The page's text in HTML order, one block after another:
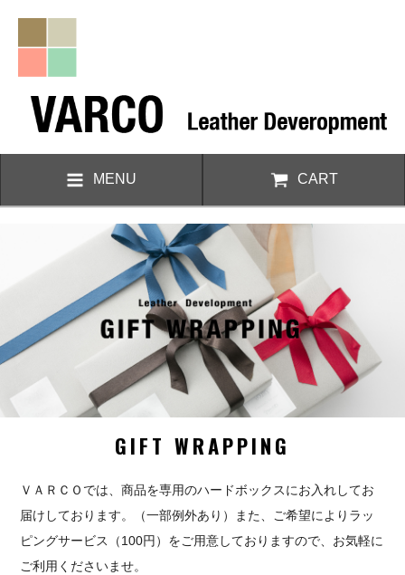
MENU CART
GIFT WRAPPING
ＶＡＲＣＯでは、商品を専用のハードボックスにお入れしてお
届けしております。（一部例外あり）また、ご希望によりラッ
ピングサービス（100円）をご用意しておりますので、お気軽に
ご利用くださいませ。